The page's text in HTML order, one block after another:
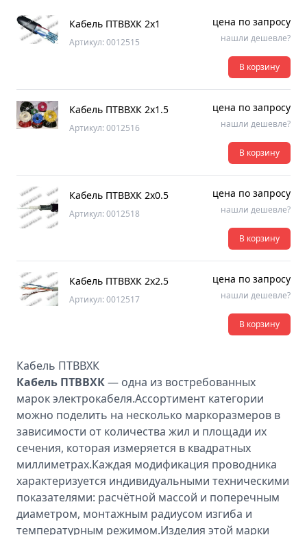
Кабель ПТВВХК 2х1
Артикул: 0012515
цена по запросу
нашли дешевле?
В корзину
Кабель ПТВВХК 2х1.5
Артикул: 0012516
цена по запросу
нашли дешевле?
В корзину
Кабель ПТВВХК 2х0.5
Артикул: 0012518
цена по запросу
нашли дешевле?
В корзину
Кабель ПТВВХК 2х2.5
Артикул: 0012517
цена по запросу
нашли дешевле?
В корзину
Кабель ПТВВХК
Кабель ПТВВХК— одна из востребованных
марок электрокабеля.Ассортимент категории
можно поделить на несколько маркоразмеров в
зависимости от количества жил и площади их
сечения, которая измеряется в квадратных
миллиметрах.Каждая модификация проводника
характеризуется индивидуальными техническими
показателями: расчётной массой и поперечным
диаметром, монтажным радиусом изгиба и
температурным режимом.Изделия этой марки